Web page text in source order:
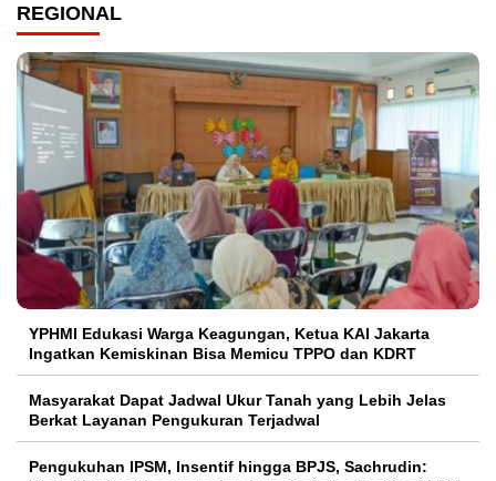
REGIONAL
YPHMI Edukasi Warga Keagungan, Ketua KAI Jakarta
Ingatkan Kemiskinan Bisa Memicu TPPO dan KDRT
Masyarakat Dapat Jadwal Ukur Tanah yang Lebih Jelas
Berkat Layanan Pengukuran Terjadwal
Pengukuhan IPSM, Insentif hingga BPJS, Sachrudin: